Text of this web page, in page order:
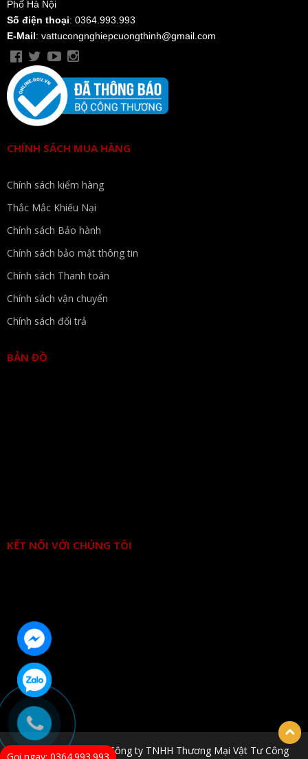
Phố Hà Nội
Số điện thoại: 0364.993.993
E-Mail: vattucongnghiepcuongthinh@gmail.com
CHÍNH SÁCH MUA HÀNG
Chính sách kiểm hàng
Thắc Mắc Khiếu Nại
Chính sách Bảo hành
Chính sách bảo mật thông tin
Chính sách Thanh toán
Chính sách vận chuyển
Chính sách đổi trả
BẢN ĐỒ
KẾT NỐI VỚI CHÚNG TÔI
© Bản quyền thuộc về Công ty TNHH Thương Mại Vật Tư Công